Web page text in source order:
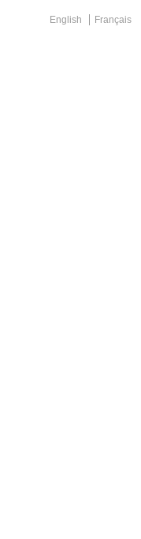
English Français